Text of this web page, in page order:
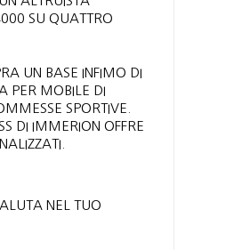
SU QUATTRO
UN BASE INFIMO DI
PER MOBILE DI
SPORTIVE.
DI IMMERION OFFRE
NEL TUO